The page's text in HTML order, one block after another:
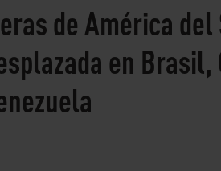
de América
en Brasil,